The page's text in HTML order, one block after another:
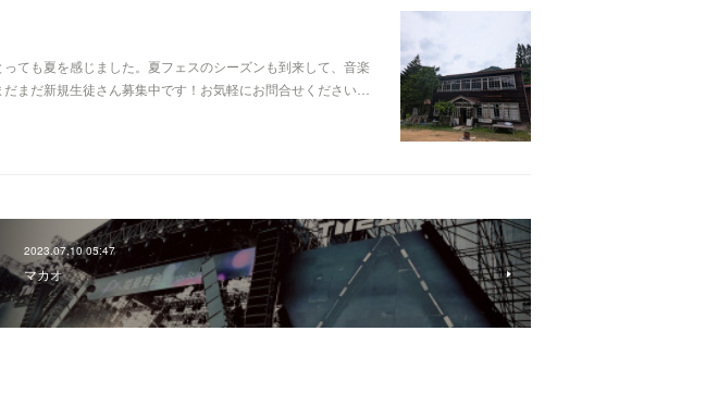
ても夏を感じました。夏フェスのシーズンも到来して、音楽
まだ新規生徒さん募集中です！お気軽にお問合せください…
2023.07.10 05:47
マカオ